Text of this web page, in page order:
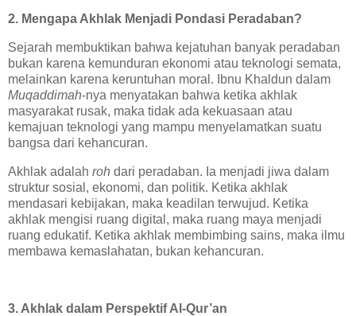
2. Mengapa Akhlak Menjadi Pondasi Peradaban?
Sejarah membuktikan bahwa kejatuhan banyak peradaban
bukan karena kemunduran ekonomi atau teknologi semata,
melainkan karena keruntuhan moral. Ibnu Khaldun dalam
Muqaddimah-nya menyatakan bahwa ketika akhlak
masyarakat rusak, maka tidak ada kekuasaan atau
kemajuan teknologi yang mampu menyelamatkan suatu
bangsa dari kehancuran.
Akhlak adalah roh dari peradaban. Ia menjadi jiwa dalam
struktur sosial, ekonomi, dan politik. Ketika akhlak
mendasari kebijakan, maka keadilan terwujud. Ketika
akhlak mengisi ruang digital, maka ruang maya menjadi
ruang edukatif. Ketika akhlak membimbing sains, maka ilmu
membawa kemaslahatan, bukan kehancuran.
3. Akhlak dalam Perspektif Al-Qur’an